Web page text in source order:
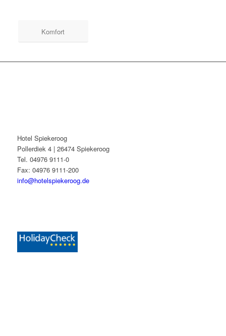
Komfort
Hotel Spiekeroog
Pollerdiek 4 | 26474 Spiekeroog
Tel. 04976 9111-0
Fax: 04976 9111-200
info@hotelspiekeroog.de